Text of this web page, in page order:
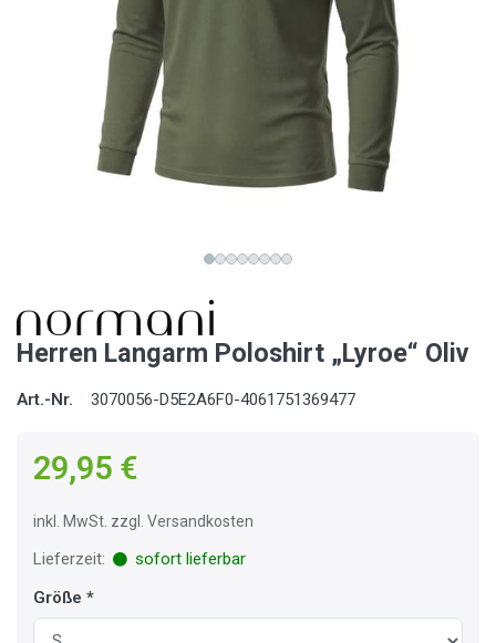
Herren Langarm Poloshirt „Lyroe“ Oliv
Art.-Nr. 3070056-D5E2A6F0-4061751369477
29,95 €
inkl. MwSt. zzgl. Versandkosten
Lieferzeit:
sofort lieferbar
Größe